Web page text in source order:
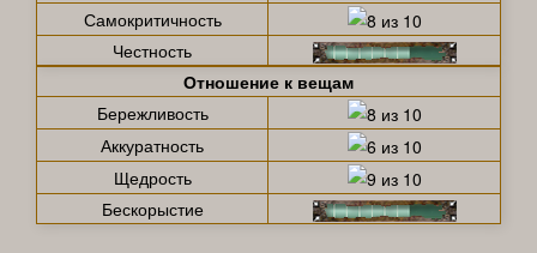
Самокритичность
Честность
Отношение к вещам
Бережливость
Аккуратность
Щедрость
Бескорыстие